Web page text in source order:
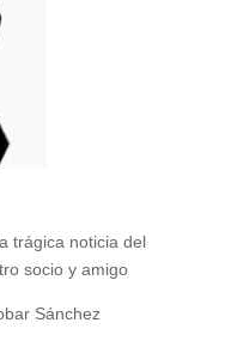
trágica noticia del
socio y amigo
Sánchez